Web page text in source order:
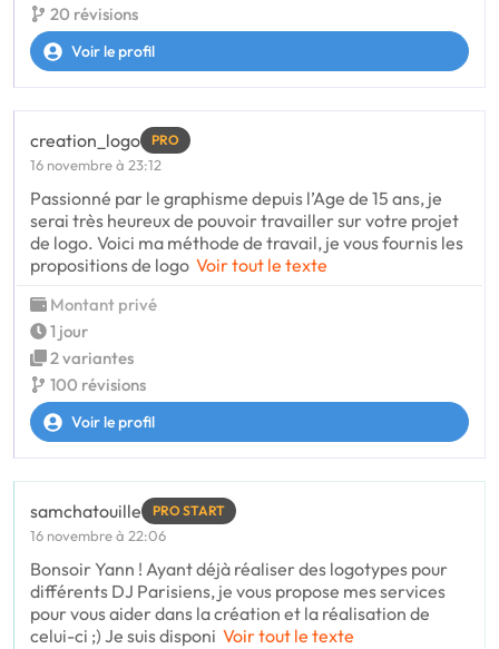
20 révisions
Voir le profil
creation_logo PRO
16 novembre à 23:12
Passionné par le graphisme depuis l’Age de 15 ans, je
serai très heureux de pouvoir travailler sur votre projet
de logo. Voici ma méthode de travail, je vous fournis les
propositions de logo Voir tout le texte
Montant privé
1 jour
2 variantes
100 révisions
Voir le profil
samchatouille PRO START
16 novembre à 22:06
Bonsoir Yann ! Ayant déjà réaliser des logotypes pour
différents DJ Parisiens, je vous propose mes services
pour vous aider dans la création et la réalisation de
celui-ci ;) Je suis disponi Voir tout le texte